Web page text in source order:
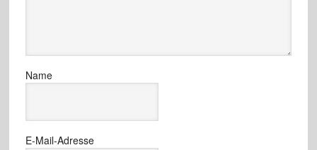
Name
E-Mail-Adresse